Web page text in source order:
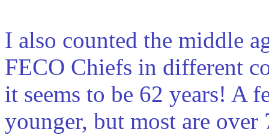
I also counted the middle
FECO Chiefs in different
it seems to be 62 years! A
younger, but most are over